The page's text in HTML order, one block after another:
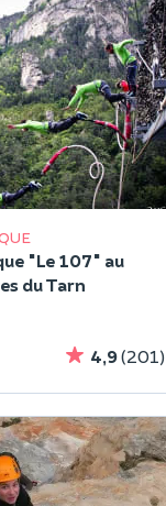
"Le 107" au
du Tarn
4,9(201)